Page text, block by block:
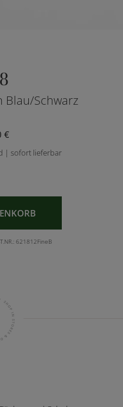
Blau/Schwarz
€
| sofort lieferbar
621812FineB